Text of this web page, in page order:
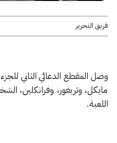
فريق التحرير
مايكل، وتريفور، وفرانكلين،
اللعبة.